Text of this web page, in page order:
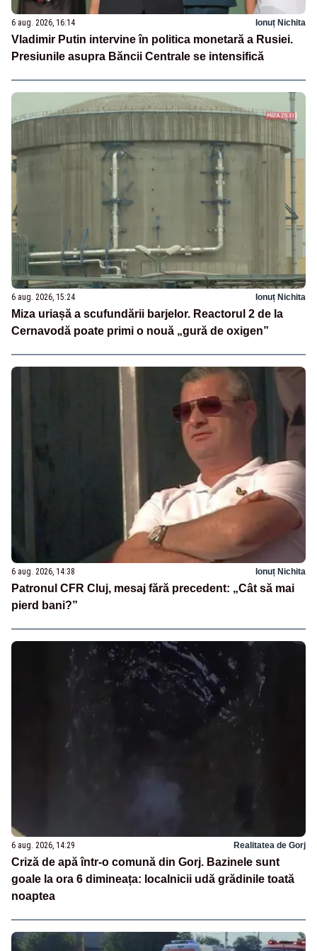
6 aug. 2026, 16:14 Ionuț Nichita
Vladimir Putin intervine în politica monetară a Rusiei.
Presiunile asupra Băncii Centrale se intensifică
6 aug. 2026, 15:24 Ionuț Nichita
Miza uriașă a scufundării barjelor. Reactorul 2 de la
Cernavodă poate primi o nouă „gură de oxigen”
6 aug. 2026, 14:38 Ionuț Nichita
Patronul CFR Cluj, mesaj fără precedent: „Cât să mai
pierd bani?”
6 aug. 2026, 14:29 Realitatea de Gorj
Criză de apă într-o comună din Gorj. Bazinele sunt
goale la ora 6 dimineața: localnicii udă grădinile toată
noaptea